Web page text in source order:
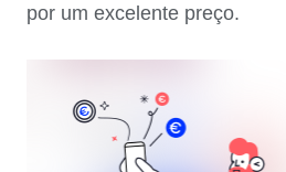
por um excelente preço.